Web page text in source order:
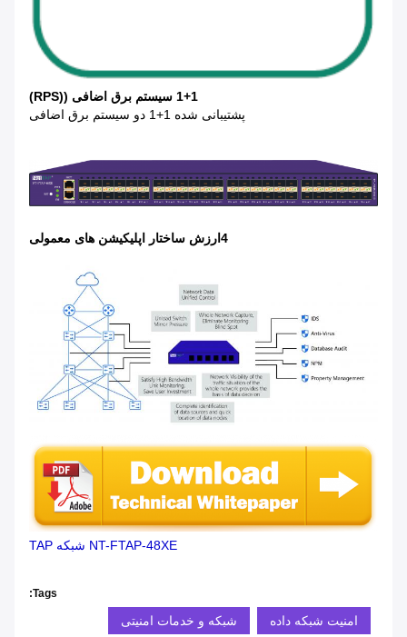
1+1 سیستم برق اضافی ((RPS)
پشتیبانی شده 1+1 دو سیستم برق اضافی
4ارزش ساختار اپلیکیشن های معمولی
NT-FTAP-48XE شبکه TAP
Tags:
امنیت شبکه داده شبکه و خدمات امنیتی